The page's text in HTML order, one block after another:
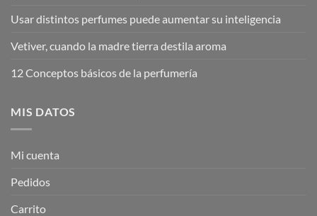
Usar distintos perfumes puede aumentar su inteligencia
Vetiver, cuando la madre tierra destila aroma
12 Conceptos básicos de la perfumería
MIS DATOS
Mi cuenta
Pedidos
Carrito